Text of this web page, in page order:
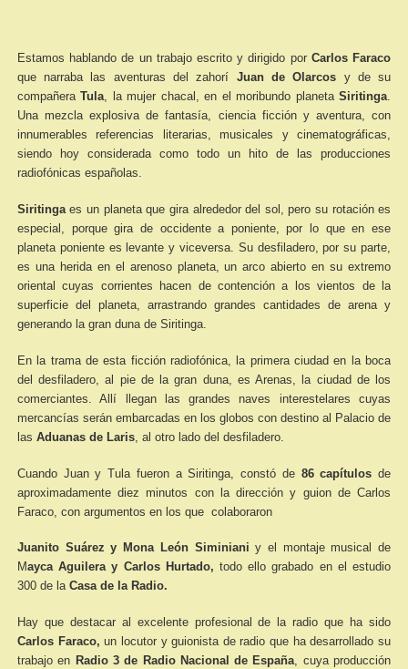
Estamos hablando de un trabajo escrito y dirigido por Carlos Faraco
que narraba las aventuras del zahorí Juan de Olarcos y de su
compañeraTula, la mujer chacal, en el moribundo planetaSiritinga.
Una mezcla explosiva de fantasía, ciencia ficción y aventura, con
innumerables referencias literarias, musicales y cinematográficas,
siendo hoy considerada como todo un hito de las producciones
radiofónicas españolas.
Siritingaes un planeta que gira alrededor del sol, pero su rotación es
especial, porque gira de occidente a poniente, por lo que en ese
planeta poniente es levante y viceversa. Su desfiladero, por su parte,
es una herida en el arenoso planeta, un arco abierto en su extremo
oriental cuyas corrientes hacen de contención a los vientos de la
superficie del planeta, arrastrando grandes cantidades de arena y
generando la gran duna de Siritinga.
En la trama de esta ficción radiofónica, la primera ciudad en la boca
del desfiladero, al pie de la gran duna, es Arenas, la ciudad de los
comerciantes. Allí llegan las grandes naves interestelares cuyas
mercancías serán embarcadas en los globos con destino al Palacio de
las Aduanas de Laris, al otro lado del desfiladero.
Cuando Juan y Tula fueron a Siritinga, constó de 86 capítulos de
aproximadamente diez minutos con la dirección y guion de Carlos
Faraco, con argumentos en los que colaboraron
Juanito Suárez y Mona León Siminianiy el montaje musical de
Mayca Aguilera y Carlos Hurtado, todo ello grabado en el estudio
300 de la Casa de la Radio.
Hay que destacar al excelente profesional de la radio que ha sido
Carlos Faraco, un locutor y guionista de radio que ha desarrollado su
trabajo en Radio 3 de Radio Nacional de España, cuya producción